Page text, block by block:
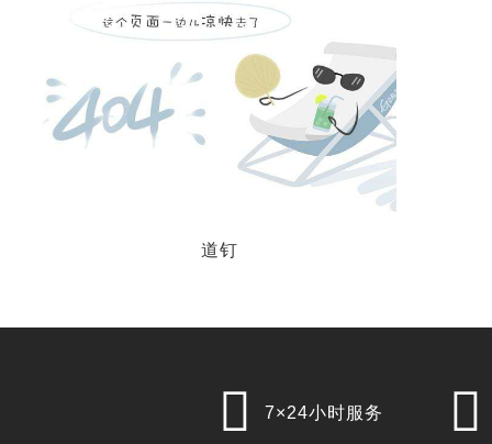
道钉
 7×24小时服务 